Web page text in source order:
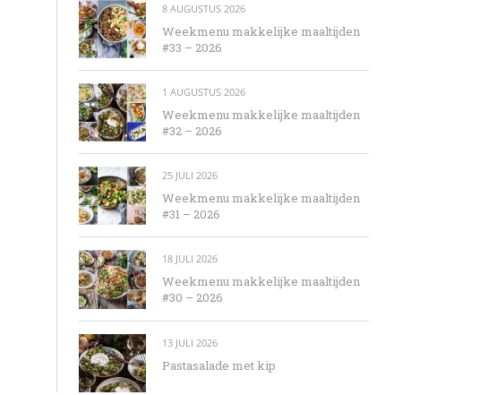
8 AUGUSTUS 2026
Weekmenu makkelijke maaltijden
#33 – 2026
1 AUGUSTUS 2026
Weekmenu makkelijke maaltijden
#32 – 2026
25 JULI 2026
Weekmenu makkelijke maaltijden
#31 – 2026
18 JULI 2026
Weekmenu makkelijke maaltijden
#30 – 2026
13 JULI 2026
Pastasalade met kip